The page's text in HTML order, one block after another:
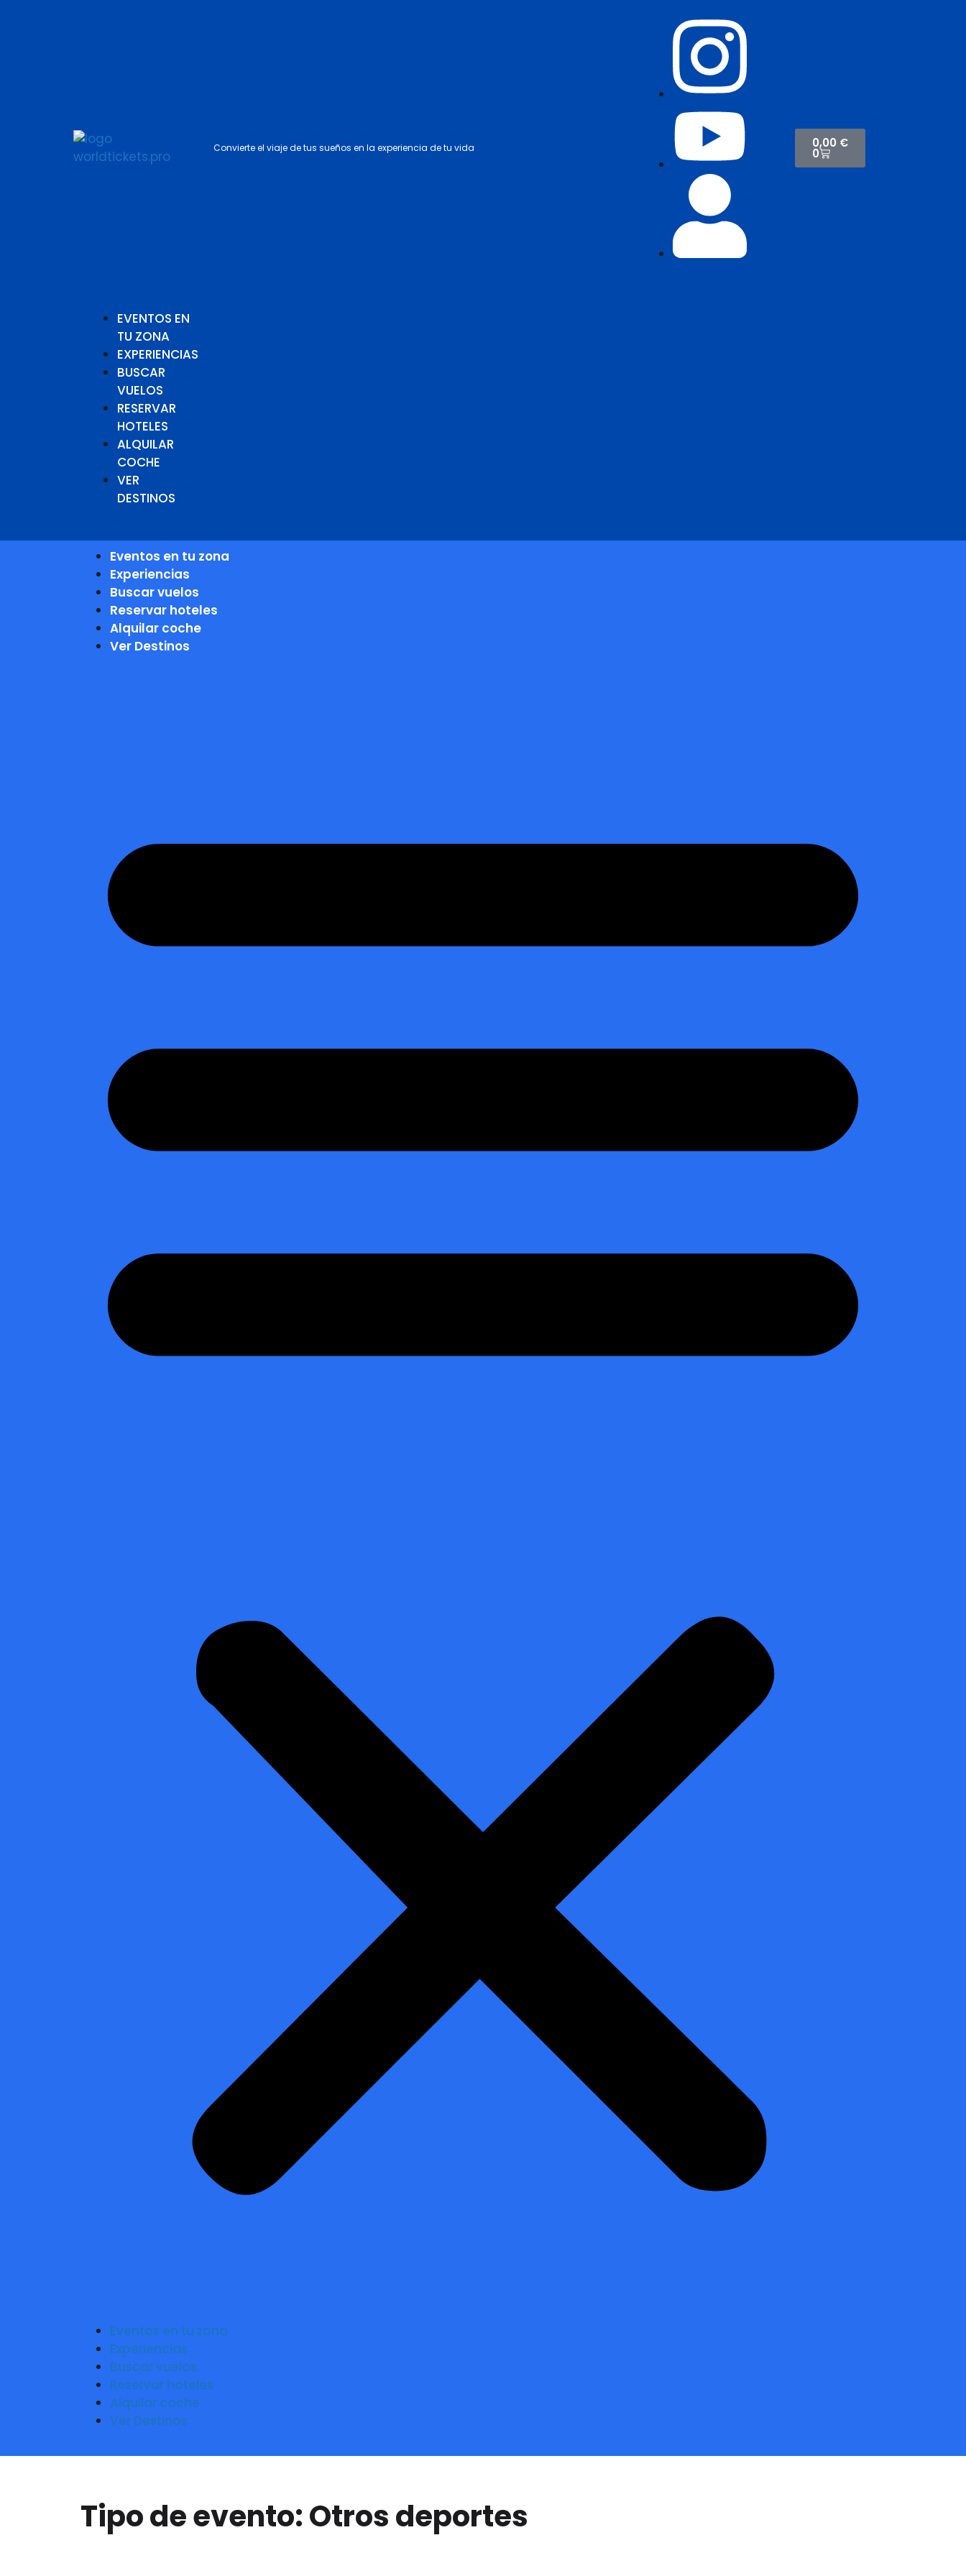
Convierte el viaje de tus sueños en la experiencia de tu vida 0,00 €
0
EVENTOS EN
TU ZONA
EXPERIENCIAS
BUSCAR
VUELOS
RESERVAR
HOTELES
ALQUILAR
COCHE
VER
DESTINOS
Eventos en tu zona
Experiencias
Buscar vuelos
Reservar hoteles
Alquilar coche
Ver Destinos
Eventos en tu zona
Experiencias
Buscar vuelos
Reservar hoteles
Alquilar coche
Ver Destinos
Tipo de evento:Otros deportes